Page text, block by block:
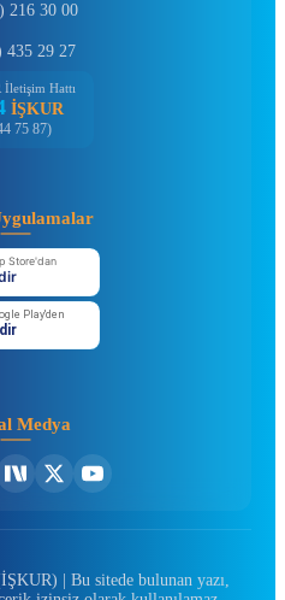
216 30 00
435 29 27
İletişim Hattı
İŞKUR
75 87)
Store'dan
Play'den
Medya
| Bu sitede bulunan yazı,